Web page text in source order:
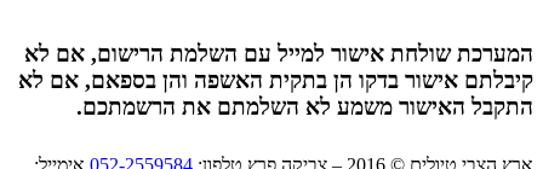
המערכת שולחת אישור למייל עם השלמת הרישום, אם לא
קיבלתם אישור בדקו הן בתקית האשפה והן בספאם, אם לא
התקבל האישור משמע לא השלמתם את הרשמתכם.